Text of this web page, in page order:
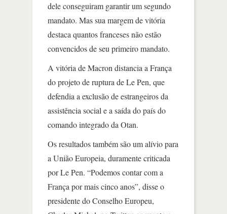
dele conseguiram garantir um segundo
mandato. Mas sua margem de vitória
destaca quantos franceses não estão
convencidos de seu primeiro mandato.
A vitória de Macron distancia a França
do projeto de ruptura de Le Pen, que
defendia a exclusão de estrangeiros da
assistência social e a saída do país do
comando integrado da Otan.
Os resultados também são um alívio para
a União Europeia, duramente criticada
por Le Pen. “Podemos contar com a
França por mais cinco anos”, disse o
presidente do Conselho Europeu,